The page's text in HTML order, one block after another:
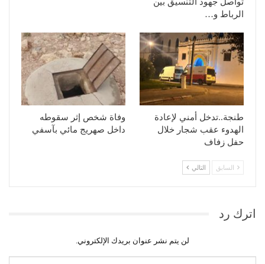
الرباط و…
طنجة..تدخل أمني لإعادة
الهدوء عقب شجار خلال
حفل زفاف
وفاة شخص إثر سقوطه
داخل صهريج مائي بآسفي
السابق التالي
اترك رد
لن يتم نشر عنوان بريدك الإلكتروني.